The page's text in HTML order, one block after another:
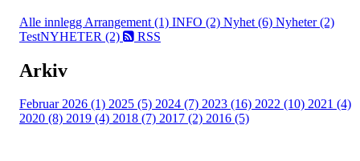
Alle innlegg Arrangement (1) INFO (2) Nyhet (6) Nyheter (2)
TestNYHETER (2)
RSS
Arkiv
Februar 2026 (1) 2025 (5) 2024 (7) 2023 (16) 2022 (10) 2021 (4)
2020 (8) 2019 (4) 2018 (7) 2017 (2) 2016 (5)